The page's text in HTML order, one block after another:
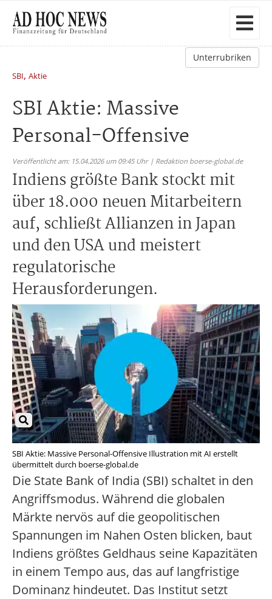
Unterrubriken
SBI, Aktie
SBI Aktie: Massive
Personal-Offensive
Veröffentlicht am: 15.04.2026 um 09:45 Uhr | Redaktion boerse-global.de
Indiens größte Bank stockt mit
über 18.000 neuen Mitarbeitern
auf, schließt Allianzen in Japan
und den USA und meistert
regulatorische
Herausforderungen.
SBI Aktie: Massive Personal-Offensive Illustration mit AI erstellt
übermittelt durch boerse-global.de
Die State Bank of India (SBI) schaltet in den
Angriffsmodus. Während die globalen
Märkte nervös auf die geopolitischen
Spannungen im Nahen Osten blicken, baut
Indiens größtes Geldhaus seine Kapazitäten
in einem Tempo aus, das auf langfristige
Dominanz hindeutet. Das Institut setzt